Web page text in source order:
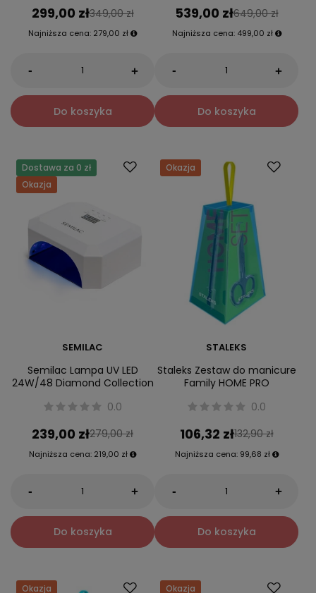
299,00 zł349,00 zł
Najniższa cena: 279,00 zł
- +
Do koszyka
539,00 zł649,00 zł
Najniższa cena: 499,00 zł
- +
Do koszyka
Dostawa za 0 zł
Okazja
SEMILAC
Semilac Lampa UV LED
24W/48 Diamond Collection
0.0
239,00 zł279,00 zł
Najniższa cena: 219,00 zł
- +
Do koszyka
Okazja
STALEKS
Staleks Zestaw do manicure
Family HOME PRO
0.0
106,32 zł132,90 zł
Najniższa cena: 99,68 zł
- +
Do koszyka
Okazja Okazja